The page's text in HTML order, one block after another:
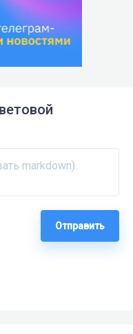
Отправить